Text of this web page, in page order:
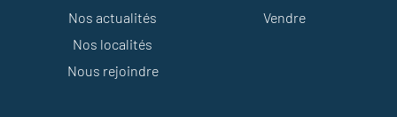
Nos actualités
Nos localités
Nous rejoindre
Vendre